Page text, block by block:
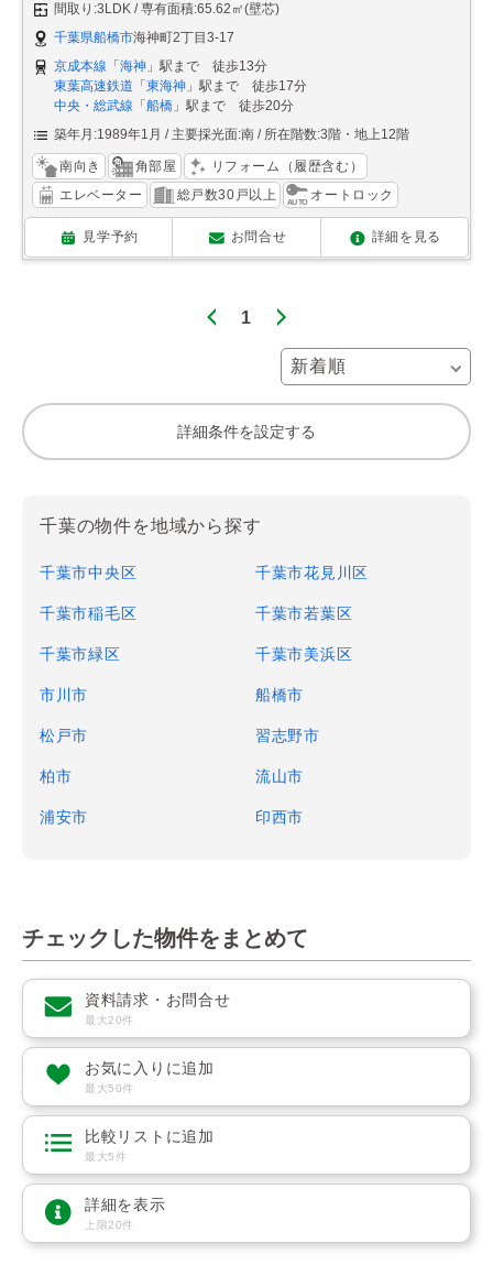
間取り:3LDK
専有面積:65.62㎡(壁芯)
千葉県船橋市海神町2丁目3-17
京成本線 「 海神 」駅まで 徒歩13分
東葉高速鉄道 「 東海神 」駅まで 徒歩17分
中央・総武線 「 船橋 」駅まで 徒歩20分
築年月:1989年1月
主要採光面:南 所在階数:3階・地上12階
南向き 角部屋
リフォーム（履歴含む）
エレベーター
総戸数30戸以上 オートロック
見学予約 お問合せ 詳細を見る
1
詳細条件を設定する
千葉の物件を地域から探す
千葉市中央区 千葉市花見川区
千葉市稲毛区 千葉市若葉区
千葉市緑区 千葉市美浜区
市川市 船橋市
松戸市 習志野市
柏市 流山市
浦安市 印西市
チェックした物件をまとめて
資料請求・お問合せ
最大20件
お気に入りに追加
最大50件
比較リストに追加
最大5件
詳細を表示
上限20件